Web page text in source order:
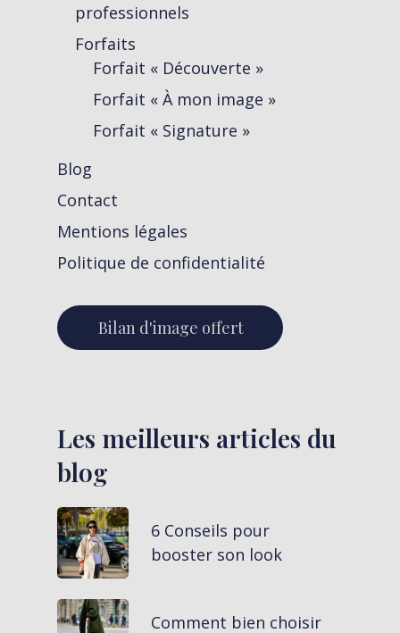
professionnels
Forfaits
Forfait « Découverte »
Forfait « À mon image »
Forfait « Signature »
Blog
Contact
Mentions légales
Politique de confidentialité
Bilan d'image offert
Les meilleurs articles du
blog
6 Conseils pour
booster son look
Comment bien choisir